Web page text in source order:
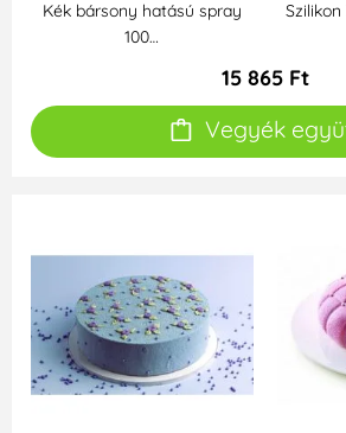
Kék bársony hatású spray
100…
15 865 Ft
Vegyék